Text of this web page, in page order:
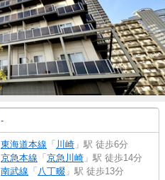
-
東海道本線 「 川崎 」駅 徒歩6分
京急本線 「 京急川崎 」駅 徒歩14分
南武線 「 八丁畷 」駅 徒歩13分